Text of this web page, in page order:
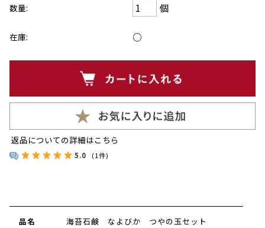
数量: 個
在庫: ○
返品についての詳細はこちら
5.0 (1件)
品名 海苔石鹸 なよびか つやの玉セット